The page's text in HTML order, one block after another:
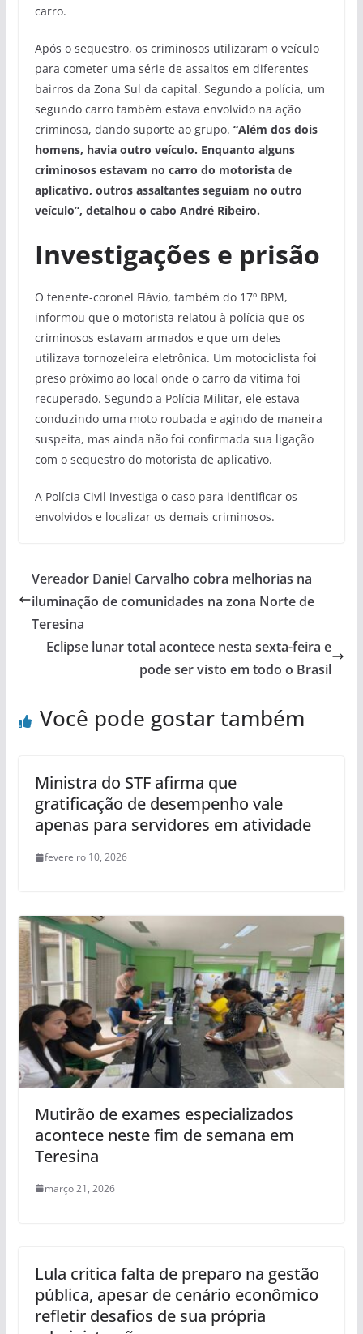
carro.
Após o sequestro, os criminosos utilizaram o veículo
para cometer uma série de assaltos em diferentes
bairros da Zona Sul da capital. Segundo a polícia, um
segundo carro também estava envolvido na ação
criminosa, dando suporte ao grupo. “Além dos dois
homens, havia outro veículo. Enquanto alguns
criminosos estavam no carro do motorista de
aplicativo, outros assaltantes seguiam no outro
veículo”, detalhou o cabo André Ribeiro.
Investigações e prisão
O tenente-coronel Flávio, também do 17º BPM,
informou que o motorista relatou à polícia que os
criminosos estavam armados e que um deles
utilizava tornozeleira eletrônica. Um motociclista foi
preso próximo ao local onde o carro da vítima foi
recuperado. Segundo a Polícia Militar, ele estava
conduzindo uma moto roubada e agindo de maneira
suspeita, mas ainda não foi confirmada sua ligação
com o sequestro do motorista de aplicativo.
A Polícia Civil investiga o caso para identificar os
envolvidos e localizar os demais criminosos.
Vereador Daniel Carvalho cobra melhorias na
iluminação de comunidades na zona Norte de
Teresina
Eclipse lunar total acontece nesta sexta-feira e
pode ser visto em todo o Brasil
Você pode gostar também
Ministra do STF afirma que
gratificação de desempenho vale
apenas para servidores em atividade
fevereiro 10, 2026
Mutirão de exames especializados
acontece neste fim de semana em
Teresina
março 21, 2026
Lula critica falta de preparo na gestão
pública, apesar de cenário econômico
refletir desafios de sua própria